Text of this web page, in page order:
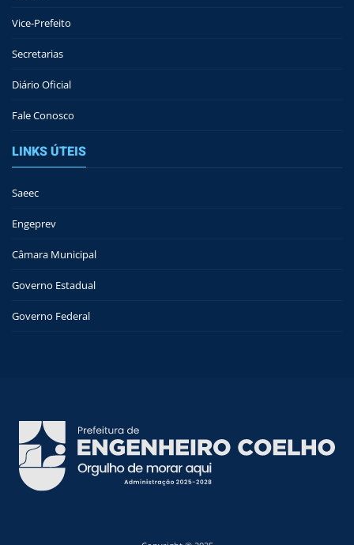
Vice-Prefeito
Secretarias
Diário Oficial
Fale Conosco
LINKS ÚTEIS
Saeec
Engeprev
Câmara Municipal
Governo Estadual
Governo Federal